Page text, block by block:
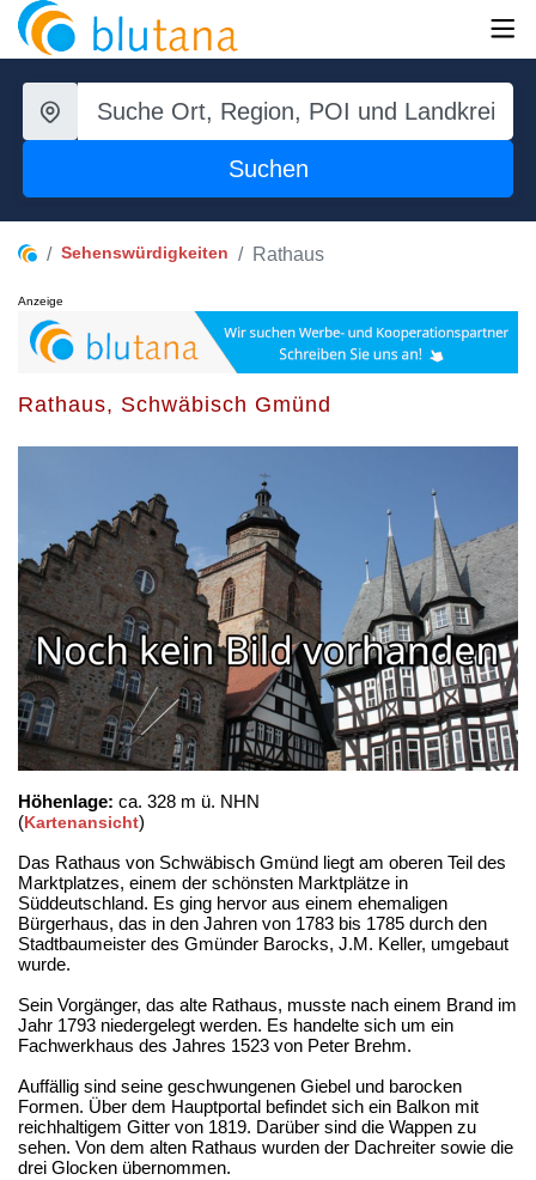
Suchen
Sehenswürdigkeiten Rathaus
Anzeige
Rathaus, Schwäbisch Gmünd
Höhenlage: ca. 328 m ü. NHN
(Kartenansicht)
Das Rathaus von Schwäbisch Gmünd liegt am oberen Teil des
Marktplatzes, einem der schönsten Marktplätze in
Süddeutschland. Es ging hervor aus einem ehemaligen
Bürgerhaus, das in den Jahren von 1783 bis 1785 durch den
Stadtbaumeister des Gmünder Barocks, J.M. Keller, umgebaut
wurde.
Sein Vorgänger, das alte Rathaus, musste nach einem Brand im
Jahr 1793 niedergelegt werden. Es handelte sich um ein
Fachwerkhaus des Jahres 1523 von Peter Brehm.
Auffällig sind seine geschwungenen Giebel und barocken
Formen. Über dem Hauptportal befindet sich ein Balkon mit
reichhaltigem Gitter von 1819. Darüber sind die Wappen zu
sehen. Von dem alten Rathaus wurden der Dachreiter sowie die
drei Glocken übernommen.